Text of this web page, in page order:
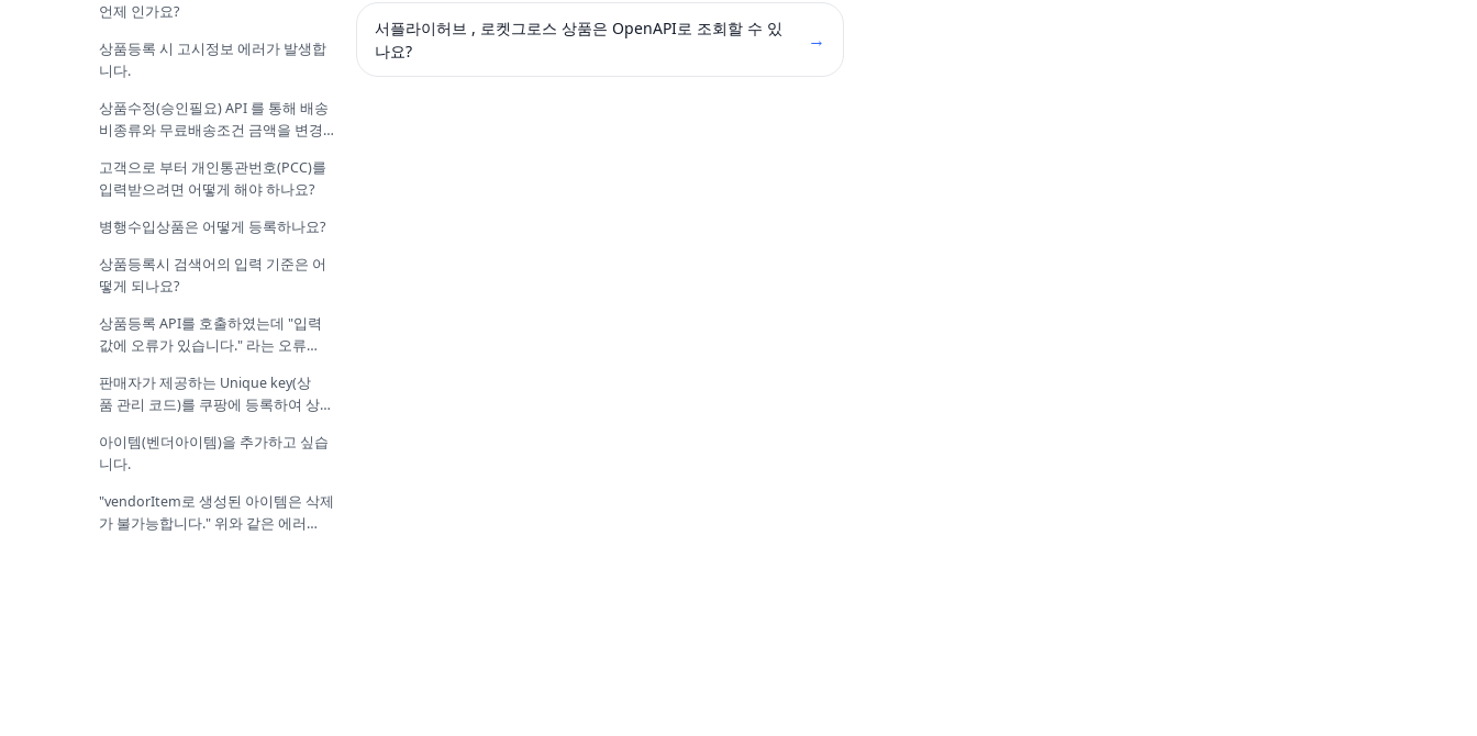
언제 인가요?
상품등록 시 고시정보 에러가 발생합
니다.
상품수정(승인필요) API 를 통해 배송
비종류와 무료배송조건 금액을 변경
되나요?
고객으로 부터 개인통관번호(PCC)를
입력받으려면 어떻게 해야 하나요?
병행수입상품은 어떻게 등록하나요?
상품등록시 검색어의 입력 기준은 어
떻게 되나요?
상품등록 API를 호출하였는데 "입력
값에 오류가 있습니다." 라는 오류
판매자가 제공하는 Unique key(상
품 관리 코드)를 쿠팡에 등록하여 상
아이템(벤더아이템)을 추가하고 싶습
니다.
"vendorItem로 생성된 아이템은 삭제
가 불가능합니다." 위와 같은 에러
서플라이허브 , 로켓그로스 상품은 OpenAPI로 조회할 수 있
나요?
→